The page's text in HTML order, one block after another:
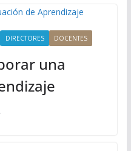
DIRECTORES DOCENTES
una